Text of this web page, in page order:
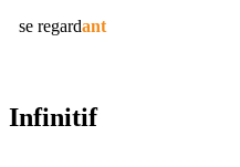
se regardant
Infinitif